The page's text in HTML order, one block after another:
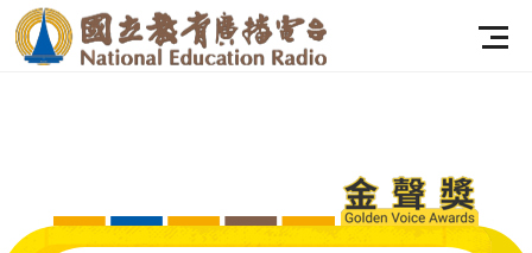
::: 首頁 入圍及得獎 得獎作品